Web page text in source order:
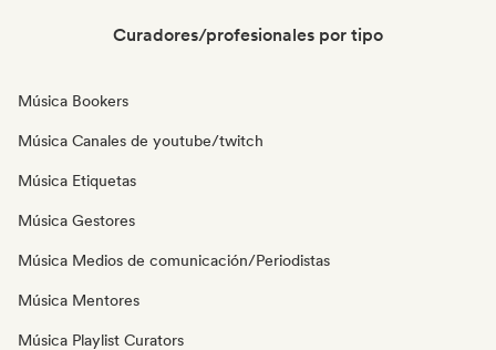
Curadores/profesionales por tipo
Música Bookers
Música Canales de youtube/twitch
Música Etiquetas
Música Gestores
Música Medios de comunicación/Periodistas
Música Mentores
Música Playlist Curators